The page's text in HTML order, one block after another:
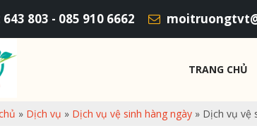
643 803 - 085 910 6662
TRANG CHỦ
» Dịch vụ » Dịch vụ vệ sinh hàng ngày » Dịch vụ vệ